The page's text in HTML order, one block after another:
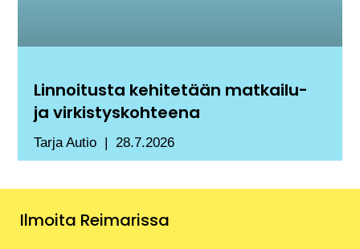
Linnoitusta kehitetään matkailu-
ja virkistyskohteena
Tarja Autio 28.7.2026
Ilmoita Reimarissa